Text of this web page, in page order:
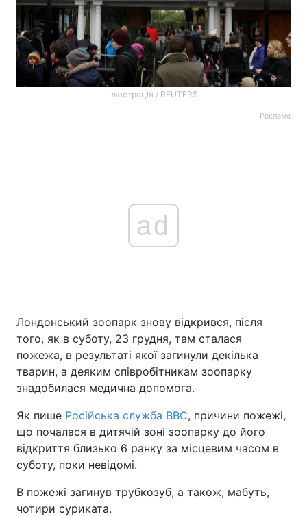
Ілюстрація / REUTERS
Реклама
ad
Лондонський зоопарк знову відкрився, після
того, як в суботу, 23 грудня, там сталася
пожежа, в результаті якої загинули декілька
тварин, а деяким співробітникам зоопарку
знадобилася медична допомога.
Як пише Російська служба ВВС, причини пожежі,
що почалася в дитячій зоні зоопарку до його
відкриття близько 6 ранку за місцевим часом в
суботу, поки невідомі.
В пожежі загинув трубкозуб, а також, мабуть,
чотири суриката.